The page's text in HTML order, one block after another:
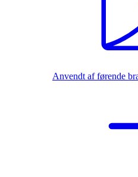
Anvendt af førende